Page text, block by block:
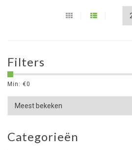
Filters
Min: €0
Categorieën